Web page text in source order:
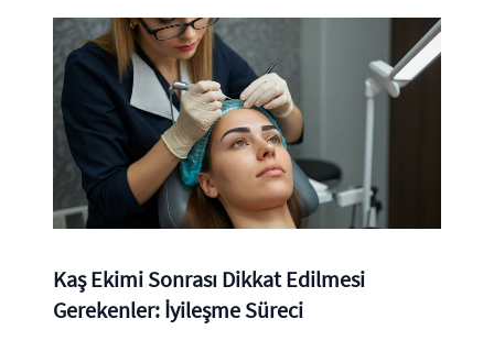
Kaş Ekimi Sonrası Dikkat Edilmesi
Gerekenler: İyileşme Süreci